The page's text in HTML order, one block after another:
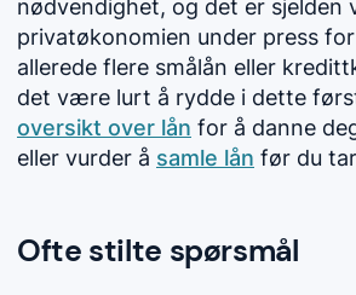
nødvendighet, og det er sjelden
privatøkonomien under press
allerede flere smålån eller
det være lurt å rydde i dette
oversikt over lån for å danne
eller vurder å samle lån før du
Ofte stilte spørsmål